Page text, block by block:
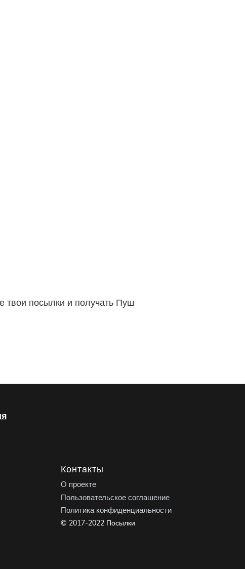
твои посылки и получать Пуш
Контакты
О проекте
Пользовательское соглашение
Политика конфиденциальности
© 2017-2022 Посылки